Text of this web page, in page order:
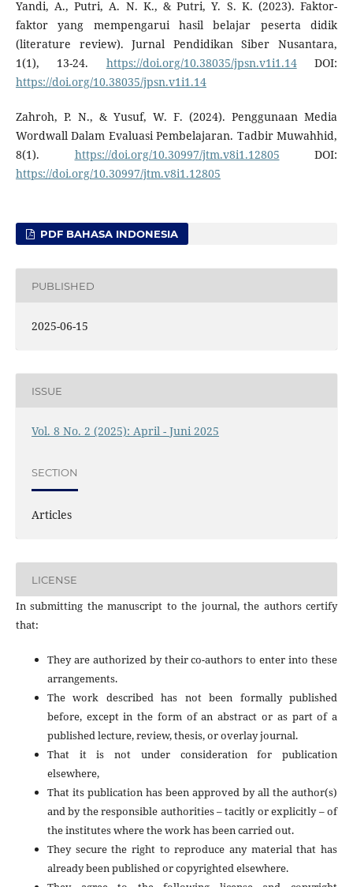
Yandi, A., Putri, A. N. K., & Putri, Y. S. K. (2023). Faktor-
faktor yang mempengarui hasil belajar peserta didik
(literature review). Jurnal Pendidikan Siber Nusantara,
1(1), 13-24. https://doi.org/10.38035/jpsn.v1i1.14DOI:
https://doi.org/10.38035/jpsn.v1i1.14
Zahroh, P. N., & Yusuf, W. F. (2024). Penggunaan Media
Wordwall Dalam Evaluasi Pembelajaran. Tadbir Muwahhid,
8(1). https://doi.org/10.30997/jtm.v8i1.12805 DOI:
https://doi.org/10.30997/jtm.v8i1.12805
PDF BAHASA INDONESIA
PUBLISHED
2025-06-15
ISSUE
Vol. 8 No. 2 (2025): April - Juni 2025
SECTION
Articles
LICENSE
In submitting the manuscript to the journal, the authors certify
that:
They are authorized by their co-authors to enter into these
arrangements.
The work described has not been formally published
before, except in the form of an abstract or as part of a
published lecture, review, thesis, or overlay journal.
That it is not under consideration for publication
elsewhere,
That its publication has been approved by all the author(s)
and by the responsible authorities – tacitly or explicitly – of
the institutes where the work has been carried out.
They secure the right to reproduce any material that has
already been published or copyrighted elsewhere.